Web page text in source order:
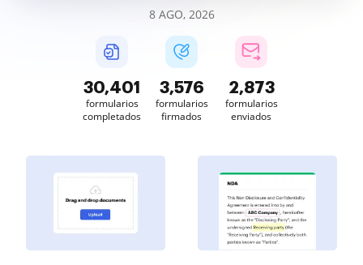
8 AGO, 2026
30,401
formularios
completados
3,577
formularios
firmados
2,873
formularios
enviados